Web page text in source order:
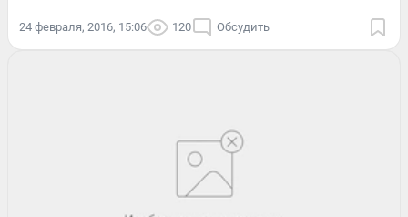
24 февраля, 2016, 15:06 120 Обсудить